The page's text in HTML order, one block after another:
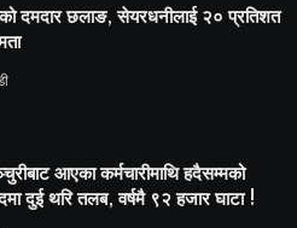
दमदार छलाङ, सेयरधनीलाई २० प्रतिशत
आएका कर्मचारीमाथि हदैसम्मको
दुई थरि तलब, वर्षमै ९२ हजार घाटा !